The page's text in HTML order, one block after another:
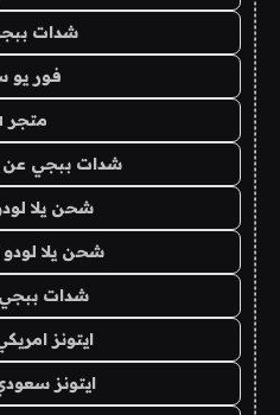
شدات
فور يو
متجر 4u
شدات ببجي عن
شحن يلا
شحن يلا لودو
شدات
ايتونز
ايتونز